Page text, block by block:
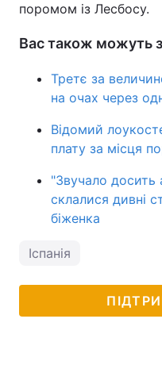
поромом із Лесбосу.
Вас також можуть
Третє за
на очах через
Відомий
плату за місця
"Звучало досить
склалися дивні
біженка
Іспанія